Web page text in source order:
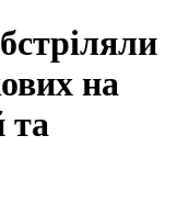
на
та